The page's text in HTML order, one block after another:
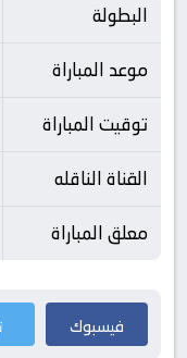
البطولة
موعد المباراة
توقيت المباراة
القناة الناقله
معلق المباراة
فيسبوك